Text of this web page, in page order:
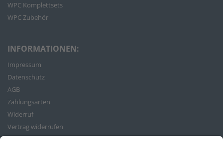
WPC Komplettsets
WPC Zubehör
INFORMATIONEN:
Impressum
Datenschutz
AGB
Zahlungsarten
Widerruf
Vertrag widerrufen
Bestellvorgang